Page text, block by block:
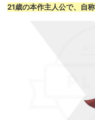
21歳の本作主人公で、自